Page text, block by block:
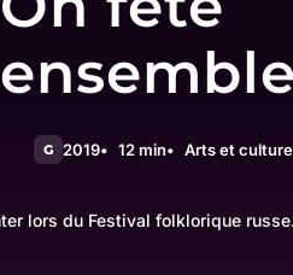
G 2019 12 min Arts et culture
lors du Festival folklorique